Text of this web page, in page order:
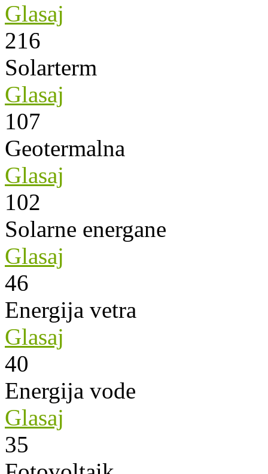
Glasaj
216
Solarterm
Glasaj
107
Geotermalna
Glasaj
102
Solarne energane
Glasaj
46
Energija vetra
Glasaj
40
Energija vode
Glasaj
35